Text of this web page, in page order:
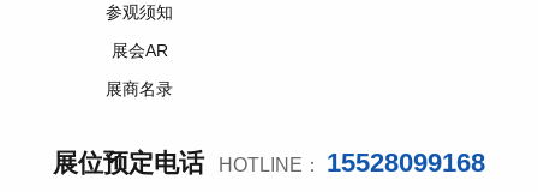
参观须知
展会AR
展商名录
展位预定电话 HOTLINE： 15528099168